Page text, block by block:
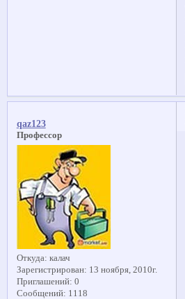
qaz123
Профессор
Откуда: калач
Зарегистрирован: 13 ноября, 2010г.
Приглашений: 0
Сообщений: 1118